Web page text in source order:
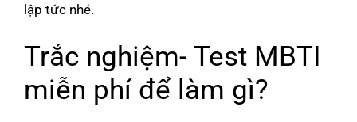
lập tức nhé.
Trắc nghiệm- Test MBTI
miễn phí để làm gì?